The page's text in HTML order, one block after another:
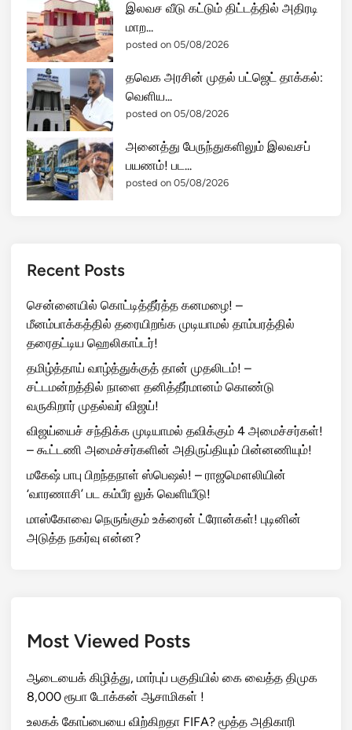
இலவச வீடு கட்டும் திட்டத்தில் அதிரடி
மாற...
posted on 05/08/2026
தவெக அரசின் முதல் பட்ஜெட் தாக்கல்:
வெளிய...
posted on 05/08/2026
அனைத்து பேருந்துகளிலும் இலவசப்
பயணம்! பட...
posted on 05/08/2026
Recent Posts
சென்னையில் கொட்டித்தீர்த்த கனமழை! –
மீனம்பாக்கத்தில் தரையிறங்க முடியாமல் தாம்பரத்தில்
தரைதட்டிய ஹெலிகாப்டர்!
தமிழ்த்தாய் வாழ்த்துக்குத் தான் முதலிடம்! –
சட்டமன்றத்தில் நாளை தனித்தீர்மானம் கொண்டு
வருகிறார் முதல்வர் விஜய்!
விஜய்யைச் சந்திக்க முடியாமல் தவிக்கும் 4 அமைச்சர்கள்!
– கூட்டணி அமைச்சர்களின் அதிருப்தியும் பின்னணியும்!
மகேஷ் பாபு பிறந்தநாள் ஸ்பெஷல்! – ராஜமௌலியின்
‘வாரணாசி’ பட கம்பீர லுக் வெளியீடு!
மாஸ்கோவை நெருங்கும் உக்ரைன் ட்ரோன்கள்! புடினின்
அடுத்த நகர்வு என்ன?
Most Viewed Posts
ஆடையைக் கிழித்து, மார்புப் பகுதியில் கை வைத்த திமுக
8,000 ரூபா டோக்கன் ஆசாமிகள் !
உலகக் கோப்பையை விற்கிறதா FIFA? மூத்த அதிகாரி